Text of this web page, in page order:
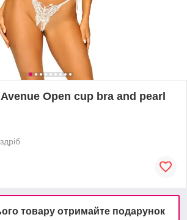
Open cup bra and pearl
товару отримайте подарунок